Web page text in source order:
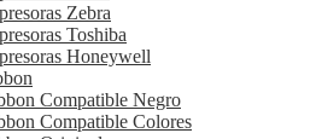
Zebra
Toshiba
Honeywell
Compatible Negro
Compatible Colores